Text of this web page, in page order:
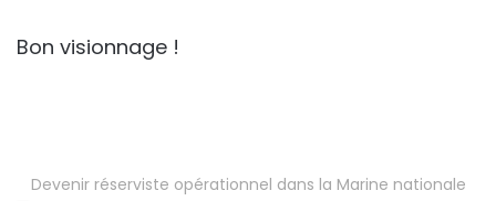
Bon visionnage !
Devenir réserviste opérationnel dans la Marine nationale